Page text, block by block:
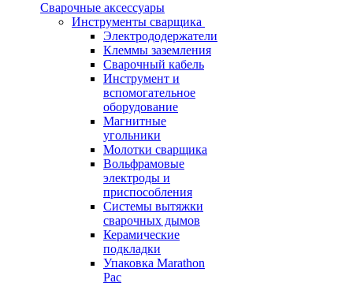
Сварочные аксессуары
Инструменты сварщика
Электрододержатели
Клеммы заземления
Сварочный кабель
Инструмент и
вспомогательное
оборудование
Магнитные
угольники
Молотки сварщика
Вольфрамовые
электроды и
приспособления
Системы вытяжки
сварочных дымов
Керамические
подкладки
Упаковка Marathon
Pac